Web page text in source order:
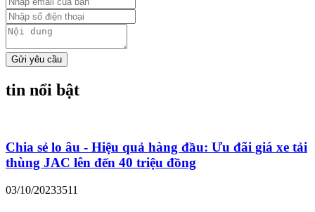
Gửi yêu cầu
tin nổi bật
Chia sẻ lo âu - Hiệu quả hàng đầu: Ưu đãi giá xe tải
thùng JAC lên đến 40 triệu đồng
03/10/20233511